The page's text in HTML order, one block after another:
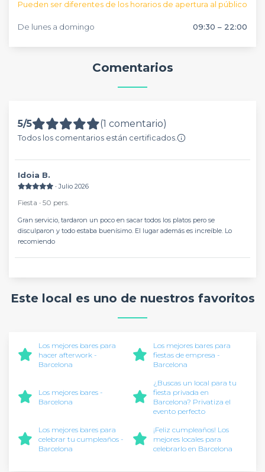
Pueden ser diferentes de los horarios de apertura al público
De lunes a domingo 09:30 – 22:00
Comentarios
5/5 (1 comentario)
Todos los comentarios están certificados.
Idoia B.
∙ Julio 2026
Fiesta ∙ 50 pers.
Gran servicio, tardaron un poco en sacar todos los platos pero se
disculparon y todo estaba buenísimo. El lugar además es increíble. Lo
recomiendo
Este local es uno de nuestros favoritos
Los mejores bares para
hacer afterwork -
Barcelona
Los mejores bares para
fiestas de empresa -
Barcelona
Los mejores bares -
Barcelona
¿Buscas un local para tu
fiesta privada en
Barcelona? Privatiza el
evento perfecto
Los mejores bares para
celebrar tu cumpleaños -
Barcelona
¡Feliz cumpleaños! Los
mejores locales para
celebrarlo en Barcelona